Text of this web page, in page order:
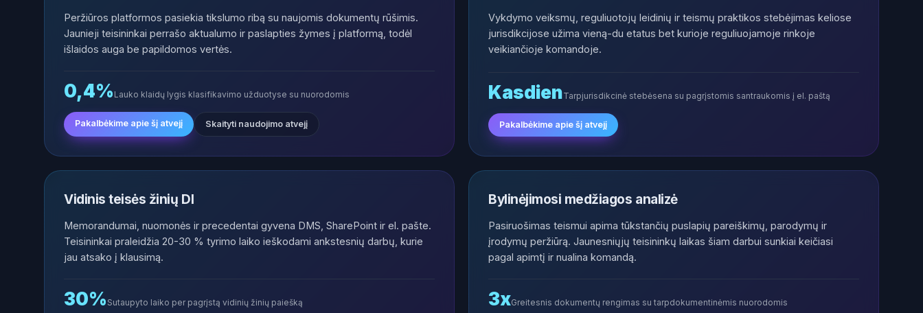
Peržiūros platformos pasiekia tikslumo ribą su naujomis dokumentų rūšimis.
Jaunieji teisininkai perrašo aktualumo ir paslapties žymes į platformą, todėl
išlaidos auga be papildomos vertės.
0,4% Lauko klaidų lygis klasifikavimo užduotyse su nuorodomis
Pakalbėkime apie šį atvejį Skaityti naudojimo atvejį
Vykdymo veiksmų, reguliuotojų leidinių ir teismų praktikos stebėjimas keliose
jurisdikcijose užima vieną-du etatus bet kurioje reguliuojamoje rinkoje
veikiančioje komandoje.
KasdienTarpjurisdikcinė stebėsena su pagrįstomis santraukomis į el. paštą
Pakalbėkime apie šį atvejį
Vidinis teisės žinių DI
Memorandumai, nuomonės ir precedentai gyvena DMS, SharePoint ir el. pašte.
Teisininkai praleidžia 20-30 % tyrimo laiko ieškodami ankstesnių darbų, kurie
jau atsako į klausimą.
30% Sutaupyto laiko per pagrįstą vidinių žinių paiešką
Bylinėjimosi medžiagos analizė
Pasiruošimas teismui apima tūkstančių puslapių pareiškimų, parodymų ir
įrodymų peržiūrą. Jaunesniųjų teisininkų laikas šiam darbui sunkiai keičiasi
pagal apimtį ir nualina komandą.
3xGreitesnis dokumentų rengimas su tarpdokumentinėmis nuorodomis